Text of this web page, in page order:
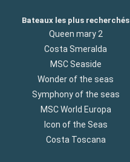
Bateaux les plus recherchés
Queen mary 2
Costa Smeralda
MSC Seaside
Wonder of the seas
Symphony of the seas
MSC World Europa
Icon of the Seas
Costa Toscana